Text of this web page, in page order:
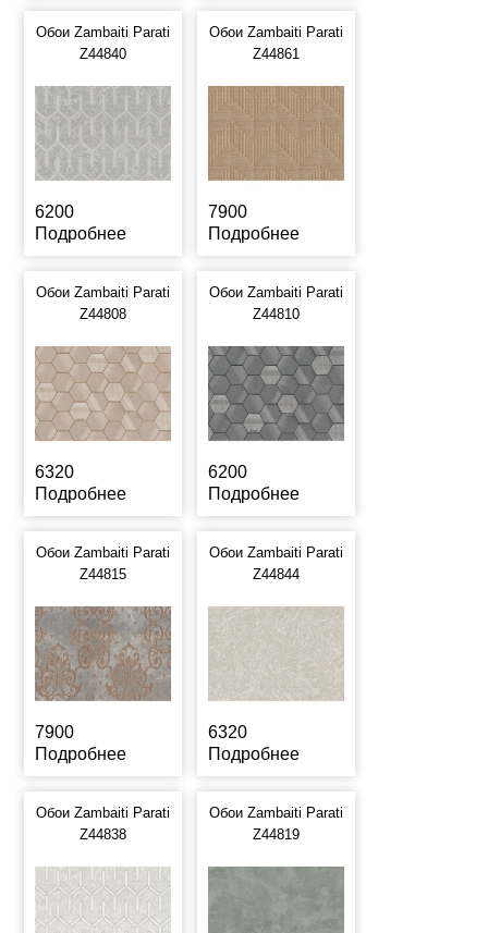
Обои Zambaiti Parati
Z44840
6200
Подробнее
Обои Zambaiti Parati
Z44861
7900
Подробнее
Обои Zambaiti Parati
Z44808
6320
Подробнее
Обои Zambaiti Parati
Z44810
6200
Подробнее
Обои Zambaiti Parati
Z44815
7900
Подробнее
Обои Zambaiti Parati
Z44844
6320
Подробнее
Обои Zambaiti Parati
Z44838
Обои Zambaiti Parati
Z44819